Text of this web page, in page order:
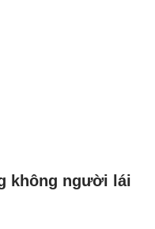
không người lái